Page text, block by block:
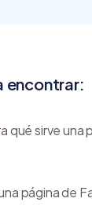
encontrar:
qué sirve
página de